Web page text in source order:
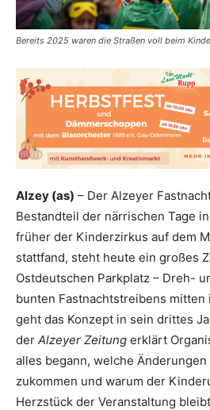
Bereits 2025 waren die Straßen voll beim
Alzey (as) – Der Alzeyer
Bestandteil der närrischen Tage
früher der Kinderzirkus auf dem
stattfand, steht heute ein großes
Ostdeutschen Parkplatz – Dreh-
bunten Fastnachtstreibens
geht das Konzept in sein drittes
der Alzeyer Zeitung erklärt
alles begann, welche
zukommen und warum der
Herzstück der Veranstaltung